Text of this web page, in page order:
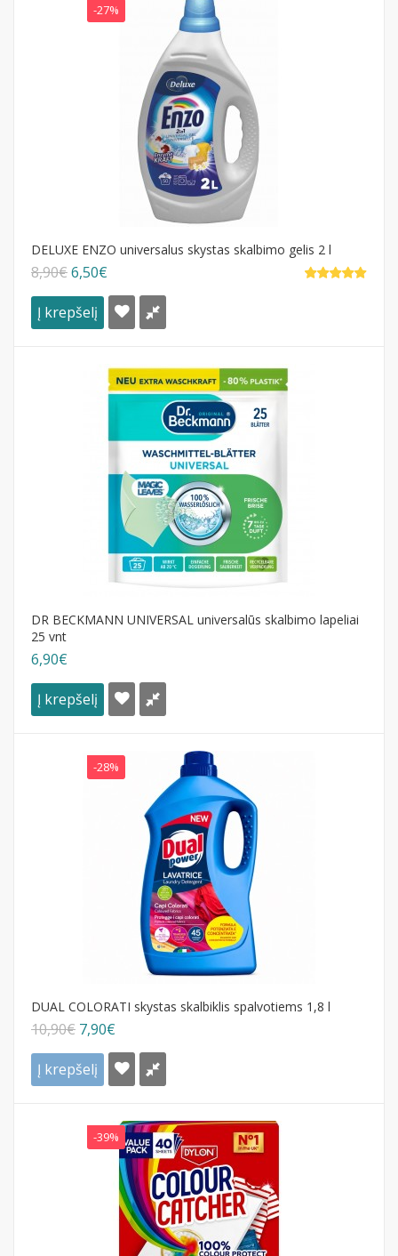
-27%
DELUXE ENZO universalus skystas skalbimo gelis 2 l
8,90€6,50€
Į krepšelį
DR BECKMANN UNIVERSAL universalūs skalbimo lapeliai
25 vnt
6,90€
Į krepšelį
-28%
DUAL COLORATI skystas skalbiklis spalvotiems 1,8 l
10,90€ 7,90€
Į krepšelį
-39%